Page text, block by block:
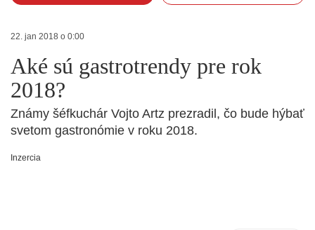
22. jan 2018 o 0:00
Aké sú gastrotrendy pre rok
2018?
Známy šéfkuchár Vojto Artz prezradil, čo bude hýbať
svetom gastronómie v roku 2018.
Inzercia